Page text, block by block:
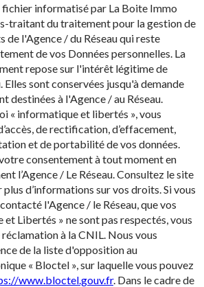
fichier informatisé par La Boite Immo
traitant du traitement pour la gestion de
de l'Agence / du Réseau qui reste
de vos Données personnelles. La
repose sur l'intérêt légitime de
Elles sont conservées jusqu'à demande
destinées à l'Agence / au Réseau.
« informatique et libertés », vous
de rectification, d’effacement,
et de portabilité de vos données.
consentement à tout moment en
l’Agence / Le Réseau. Consultez le site
plus d’informations sur vos droits. Si vous
l'Agence / le Réseau, que vos
Libertés » ne sont pas respectés, vous
à la CNIL. Nous vous
de la liste d'opposition au
« Bloctel », sur laquelle vous pouvez
www.bloctel.gouv.fr. Dans le cadre de